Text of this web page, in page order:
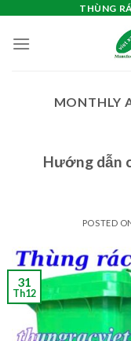
content
THÙNG
MONTHLY
Hướng dẫn
POSTED
31
Th12